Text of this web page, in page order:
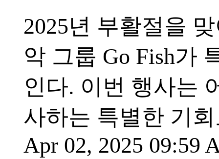
2025년 부활절을
악 그룹 Go Fish가
인다. 이번 행사는
사하는 특별한 기
Apr 02, 2025 09:59